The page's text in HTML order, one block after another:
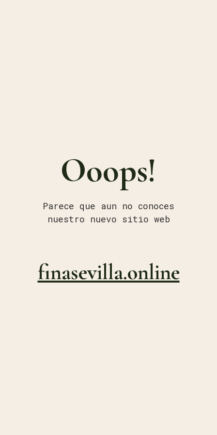
Ooops!
Parece que aun no conoces
nuestro nuevo sitio web
finasevilla.online